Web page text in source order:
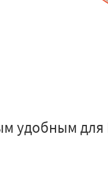
удобным для